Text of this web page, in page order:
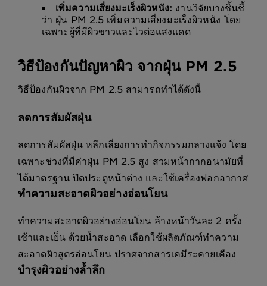
เพิ่มความเสี่ยงมะเร็งผิวหนัง: งานวิจัยบางชิ้นชี้
ว่า ฝุ่น PM 2.5 เพิ่มความเสี่ยงมะเร็งผิวหนัง โดย
เฉพาะผู้ที่มีผิวขาวและไวต่อแสงแดด
วิธีป้องกันปัญหาผิว จากฝุ่น PM 2.5
วิธีป้องกันผิวจาก PM 2.5 สามารถทำได้ดังนี้
ลดการสัมผัสฝุ่น
ลดการสัมผัสฝุ่น หลีกเลี่ยงการทำกิจกรรมกลางแจ้ง โดย
เฉพาะช่วงที่มีค่าฝุ่น PM 2.5 สูง สวมหน้ากากอนามัยที่
ได้มาตรฐาน ปิดประตูหน้าต่าง และใช้เครื่องฟอกอากาศ
ทำความสะอาดผิวอย่างอ่อนโยน
ทำความสะอาดผิวอย่างอ่อนโยน ล้างหน้าวันละ 2 ครั้ง
เช้าและเย็น ด้วยน้ำสะอาด เลือกใช้ผลิตภัณฑ์ทำความ
สะอาดผิวสูตรอ่อนโยน ปราศจากสารเคมีระคายเคือง
บำรุงผิวอย่างล้ำลึก